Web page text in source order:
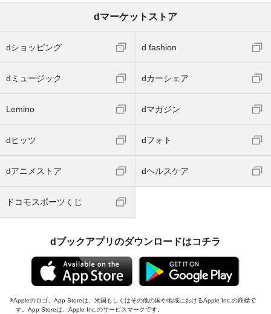
dマーケットストア
dショッピング d fashion
dミュージック dカーシェア
Lemino dマガジン
dヒッツ dフォト
dアニメストア dヘルスケア
ドコモスポーツくじ
dブックアプリのダウンロードはコチラ
Appleのロゴ、App Storeは、米国もしくはその他の国や地域におけるApple Inc.の商標で
す。App Storeは、Apple Inc.のサービスマークです。